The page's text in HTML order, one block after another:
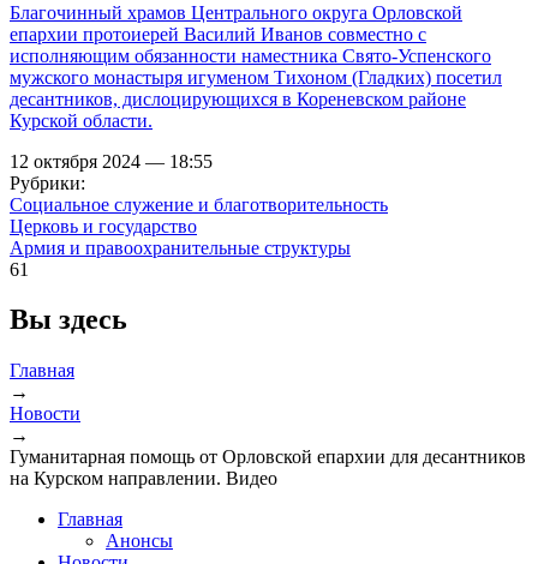
Благочинный храмов Центрального округа Орловской
епархии протоиерей Василий Иванов совместно с
исполняющим обязанности наместника Свято-Успенского
мужского монастыря игуменом Тихоном (Гладких) посетил
десантников, дислоцирующихся в Кореневском районе
Курской области.
12 октября 2024 — 18:55
Рубрики:
Социальное служение и благотворительность
Церковь и государство
Армия и правоохранительные структуры
61
Вы здесь
Главная
→
Новости
→
Гуманитарная помощь от Орловской епархии для десантников
на Курском направлении. Видео
Главная
Анонсы